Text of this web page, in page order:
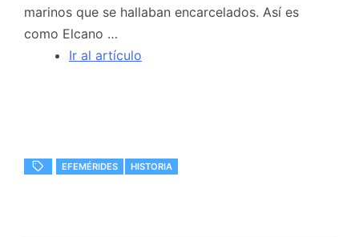
marinos que se hallaban encarcelados. Así es
como Elcano …
Ir al artículo
EFEMÉRIDES HISTORIA